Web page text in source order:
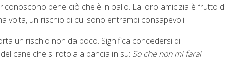
bene ciò che è in palio. La loro amicizia è frutto di
volta, un rischio di cui sono entrambi consapevoli:
un rischio non da poco. Significa concedersi di
cane che si rotola a pancia in su: So che non mi farai